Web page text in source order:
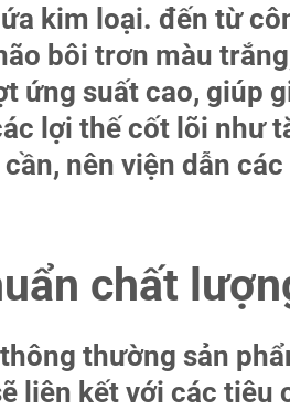
kim loại. đến từ
bôi trơn màu
ứng suất cao, giúp
lợi thế cốt lõi như
nên viện dẫn
chất
thường sản
liên kết với các tiêu